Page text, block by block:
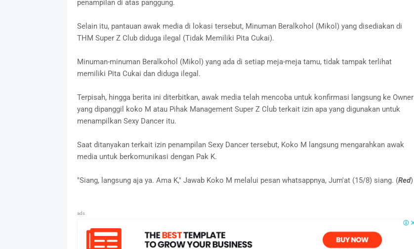
penampilan di atas panggung.
Selain itu, pantauan awak media di lokasi tersebut, Minuman Beralkohol (Mikol) yang disediakan di
THM Super Z Club diduga ilegal (Tidak Memiliki Pita Cukai).
Minuman-minuman Beralkohol (Mikol) yang ada di setiap meja-meja tamu, tidak tampak terlihat
memiliki Pita Cukai dan diduga ilegal.
Terpisah, hingga berita ini diterbitkan, awak media telah mencoba untuk konfirmasi langsung ke Owner
yang dipanggil koko M atau Pihak Management Super Z Club terkait izin apa yang digunakan untuk
menampilkan Sexy Dancer itu.
Saat ditanyakan terkait izin penampilan Sexy Dancer tersebut, Koko M langsung mengarahkan awak
media untuk berkomunikasi dengan Pak K.
"Siang, langsung aja ya. Ama K," Jawab Koko M melalui pesan whatsappnya, Jum'at (15/8) siang. (Red)
ads